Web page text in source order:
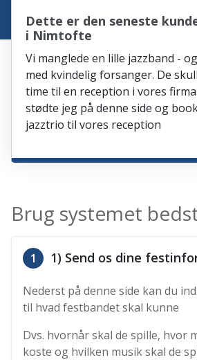
Dette er den seneste
i Nimtofte
Vi manglede en lille jazzband -
med kvindelig forsanger. De
time til en reception i vores
stødte jeg på denne side og
jazztrio til vores reception
Brug systemet
1 1) Send os dine
Nederst på denne side kan du
til hvad festbandet skal kunne
Dvs. hvornår skal de spille, hvor
koste og hvilken musik skal de